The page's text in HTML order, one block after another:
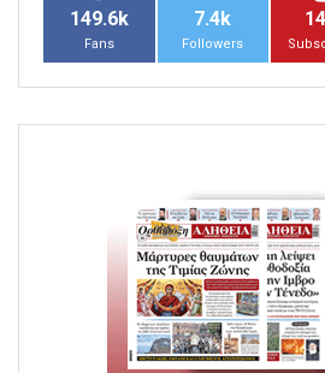
149.6k
Fans
7.4k
Followers